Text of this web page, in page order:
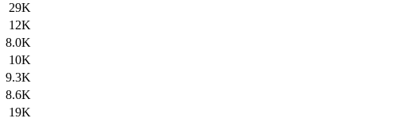
29K
12K
8.0K
10K
9.3K
8.6K
19K